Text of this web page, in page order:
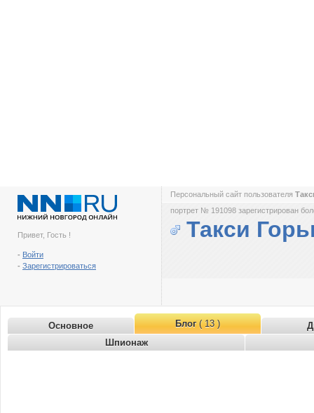
Привет, Гость !
- Войти
- Зарегистрироваться
Персональный сайт пользователя
портрет № 191098 зарегистрирован
Такси
Основное Блог( 13 )
Шпионаж